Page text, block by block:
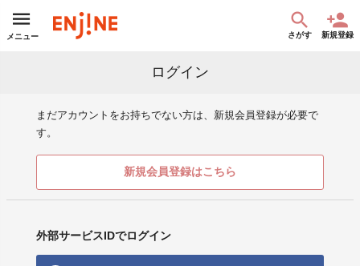
メニュー さがす 新規登録
ログイン
まだアカウントをお持ちでない方は、新規会員登録が必要で
す。
新規会員登録はこちら
外部サービスIDでログイン